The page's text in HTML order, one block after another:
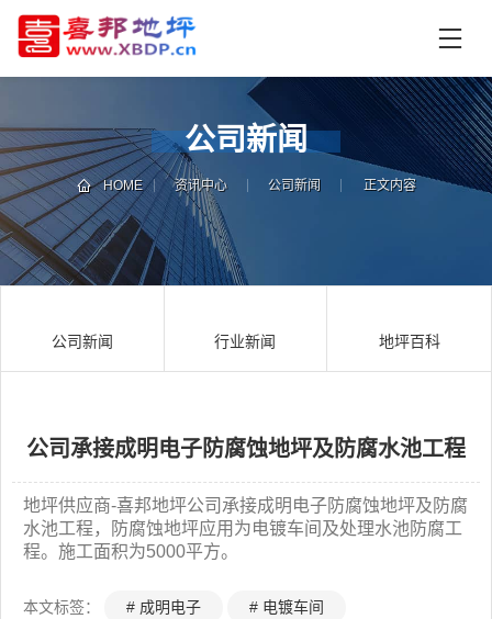
页
中
心
技
术
支
持
资
讯
中
例
们
询
公司新闻
HOME 资讯中心 公司新闻 正文内容
公司新闻 行业新闻 地坪百科
公司承接成明电子防腐蚀地坪及防腐水池工程
地坪供应商-喜邦地坪公司承接成明电子防腐蚀地坪及防腐
水池工程，防腐蚀地坪应用为电镀车间及处理水池防腐工
程。施工面积为5000平方。
本文标签： # 成明电子 # 电镀车间